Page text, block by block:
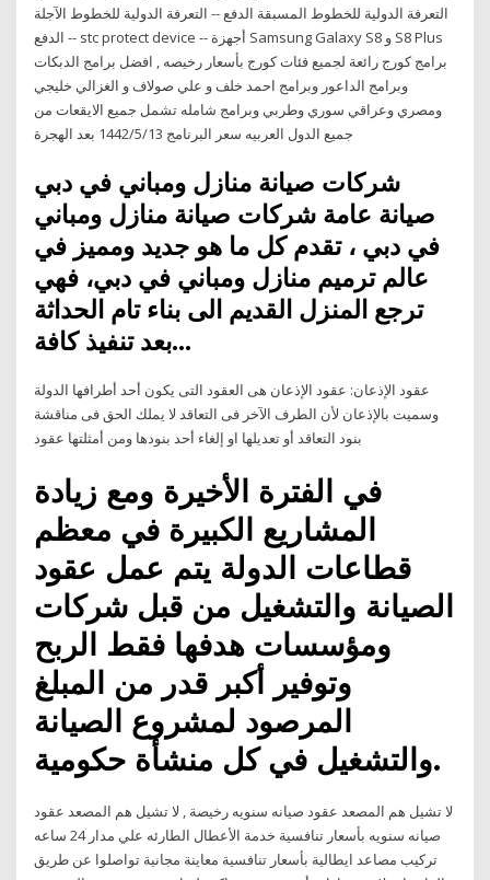
التعرفة الدولية للخطوط المسبقة الدفع -- التعرفة الدولية للخطوط الآجلة
الدفع -- stc protect device -- أجهزة Samsung Galaxy S8 و S8 Plus
برامج كورج رائعة لجميع فئات كورج بأسعار رخيصه , افضل برامج الدبكات
وبرامج الداعور وبرامج احمد خلف و علي صولاف و الغزالي خليجي
ومصري وعراقي سوري وطربي وبرامج شامله تشمل جميع الايقعات من
جميع الدول العربيه سعر البرنامج 13‏‏/5‏‏/1442 بعد الهجرة
شركات صيانة منازل ومباني في دبي
صيانة عامة شركات صيانة منازل ومباني
في دبي ، تقدم كل ما هو جديد ومميز في
عالم ترميم منازل ومباني في دبي، فهي
ترجع المنزل القديم الى بناء تام الحداثة
بعد تنفيذ كافة…
عقود الإذعان: عقود الإذعان هى العقود التى يكون أحد أطرافها الدولة
وسميت بالإذعان لأن الطرف الآخر فى التعاقد لا يملك الحق فى مناقشة
بنود التعاقد أو تعديلها او إلغاء أحد بنودها ومن أمثلتها عقود
في الفترة الأخيرة ومع زيادة
المشاريع الكبيرة في معظم
قطاعات الدولة يتم عمل عقود
الصيانة والتشغيل من قبل شركات
ومؤسسات هدفها فقط الربح
وتوفير أكبر قدر من المبلغ
المرصود لمشروع الصيانة
والتشغيل في كل منشأة حكومية.
لا تشيل هم المصعد عقود صيانه سنويه رخيصة , لا تشيل هم المصعد عقود
صيانه سنويه بأسعار تنافسية خدمة الأعطال الطارئه علي مدار 24 ساعه
تركيب مصاعد ايطالية بأسعار تنافسية معاينة مجانية تواصلوا عن طريق